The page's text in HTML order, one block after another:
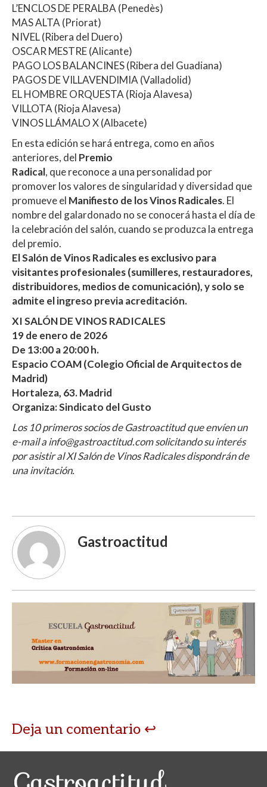
L’ENCLOS DE PERALBA (Penedès)
MAS ALTA (Priorat)
NIVEL (Ribera del Duero)
OSCAR MESTRE (Alicante)
PAGO LOS BALANCINES (Ribera del Guadiana)
PAGOS DE VILLAVENDIMIA (Valladolid)
EL HOMBRE ORQUESTA (Rioja Alavesa)
VILLOTA (Rioja Alavesa)
VINOS LLÁMALO X (Albacete)
En esta edición se hará entrega, como en años
anteriores, del Premio
Radical, que reconoce a una personalidad por
promover los valores de singularidad y diversidad que
promueve el Manifiesto de los Vinos Radicales. El
nombre del galardonado no se conocerá hasta el día de
la celebración del salón, cuando se produzca la entrega
del premio.
El Salón de Vinos Radicales es exclusivo para
visitantes profesionales (sumilleres, restauradores,
distribuidores, medios de comunicación), y solo se
admite el ingreso previa acreditación.
XI SALÓN DE VINOS RADICALES
19 de enero de 2026
De 13:00 a 20:00 h.
Espacio COAM (Colegio Oficial de Arquitectos de
Madrid)
Hortaleza, 63. Madrid
Organiza: Sindicato del Gusto
Los 10 primeros socios de Gastroactitud que envíen un
e-mail a info@gastroactitud.com solicitando su interés
por asistir al XI Salón de Vinos Radicales dispondrán de
una invitación.
Gastroactitud
Deja un comentario